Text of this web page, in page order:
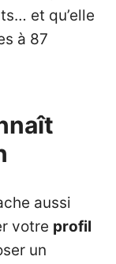
et qu’elle
à 87
aussi
votre profil
un